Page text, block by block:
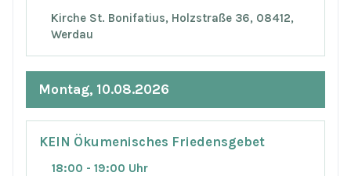
Kirche St. Bonifatius, Holzstraße 36, 08412,
Werdau
Montag, 10.08.2026
KEIN Ökumenisches Friedensgebet
18:00 - 19:00 Uhr